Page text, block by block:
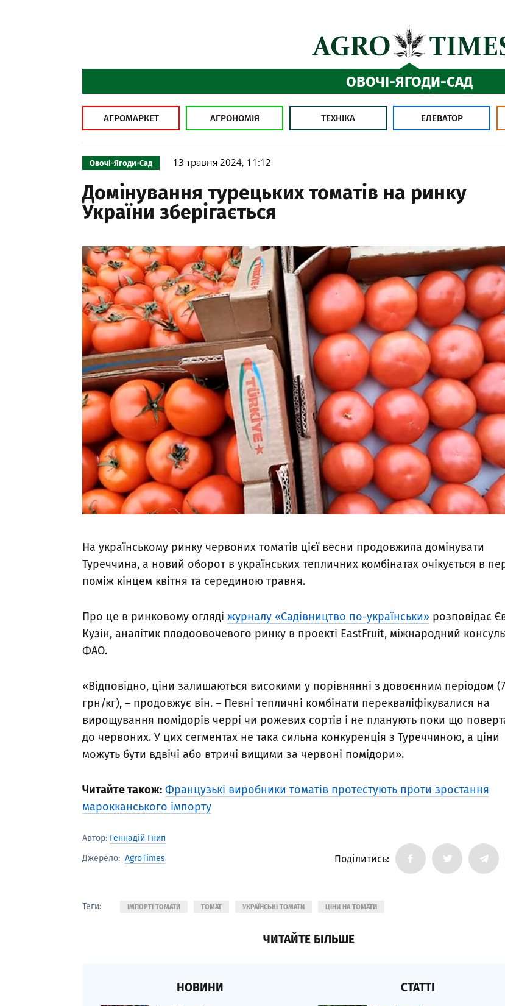
ОВОЧІ-ЯГОДИ-САД
АГРОМАРКЕТ АГРОНОМІЯ ТЕХНІКА ЕЛЕВАТОР
Овочі-Ягоди-Сад 13 травня 2024, 11:12
Домінування турецьких томатів на ринку
України зберігається
На українському ринку червоних томатів цієї весни продовжила домінувати
Туреччина, а новий оборот в українських тепличних комбінатах очікується в
поміж кінцем квітня та серединою травня.
Про це в ринковому огляді журналу «Садівництво по-українськи» розповідає
Кузін, аналітик плодоовочевого ринку в проекті EastFruit, міжнародний
ФАО.
«Відповідно, ціни залишаються високими у порівнянні з довоєнним періодом
грн/кг), – продовжує він. – Певні тепличні комбінати перекваліфікувалися на
вирощування помідорів черрі чи рожевих сортів і не планують поки що
до червоних. У цих сегментах не така сильна конкуренція з Туреччиною, а ціни
можуть бути вдвічі або втричі вищими за червоні помідори».
Читайте також: Французькі виробники томатів протестують проти зростання
марокканського імпорту
Автор: Геннадій Гнип
Джерело: AgroTimes Поділитись:
Теги: ІМПОРТІ ТОМАТИ ТОМАТ УКРАЇНСЬКІ ТОМАТИ ЦІНИ НА ТОМАТИ
ЧИТАЙТЕ БІЛЬШЕ
НОВИНИ СТАТТІ